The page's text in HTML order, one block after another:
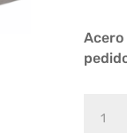
Acero
acero